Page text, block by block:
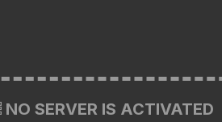
NO SERVER IS ACTIVATED